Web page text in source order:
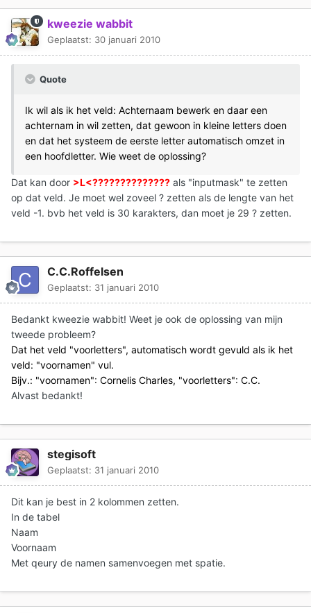
kweezie wabbit
Geplaatst: 30 januari 2010
Quote
Ik wil als ik het veld: Achternaam bewerk en daar een
achternam in wil zetten, dat gewoon in kleine letters doen
en dat het systeem de eerste letter automatisch omzet in
een hoofdletter. Wie weet de oplossing?
Dat kan door >L<?????????????? als "inputmask" te zetten
op dat veld. Je moet wel zoveel ? zetten als de lengte van het
veld -1. bvb het veld is 30 karakters, dan moet je 29 ? zetten.
C.C.Roffelsen
Geplaatst: 31 januari 2010
Bedankt kweezie wabbit! Weet je ook de oplossing van mijn
tweede probleem?
Dat het veld "voorletters", automatisch wordt gevuld als ik het
veld: "voornamen" vul.
Bijv.: "voornamen": Cornelis Charles, "voorletters": C.C.
Alvast bedankt!
stegisoft
Geplaatst: 31 januari 2010
Dit kan je best in 2 kolommen zetten.
In de tabel
Naam
Voornaam
Met qeury de namen samenvoegen met spatie.